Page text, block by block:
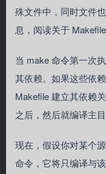
殊文件中，同时文件
息，阅读关于
当 make 命令第一次
其依赖。如果这些依
Makefile 建立其依赖
之后，然后就编译主
现在，假设你对某个
命令，它将只编译与